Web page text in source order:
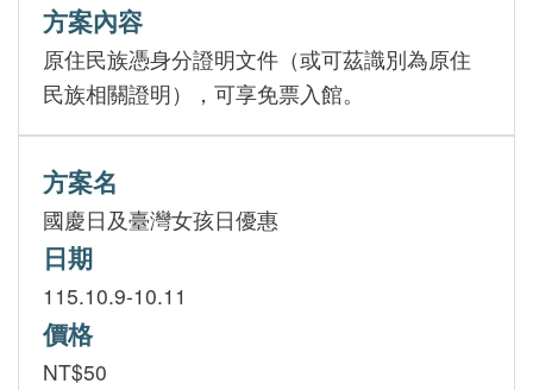
方案內容
原住民族憑身分證明文件（或可茲識別為原住
民族相關證明），可享免票入館。
方案名
國慶日及臺灣女孩日優惠
日期
115.10.9-10.11
價格
NT$50